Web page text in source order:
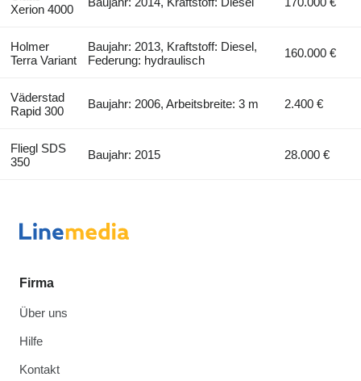
Xerion 4000
Holmer
Terra Variant
Baujahr: 2013, Kraftstoff: Diesel,
Federung: hydraulisch
160.000 €
Väderstad
Rapid 300
Baujahr: 2006, Arbeitsbreite: 3 m 2.400 €
Fliegl SDS
350
Baujahr: 2015 28.000 €
Firma
Über uns
Hilfe
Kontakt